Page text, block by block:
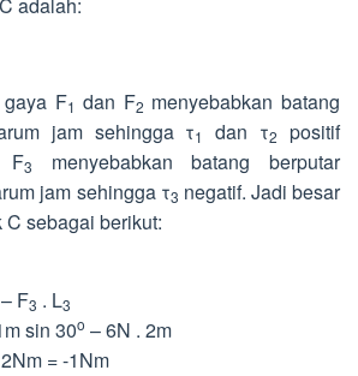
adalah:
F1 dan F2 menyebabkan batang
jam sehingga τ1 dan τ2
positif
F3
menyebabkan batang berputar
jam sehingga τ3 negatif. Jadi besar
sebagai berikut:
– F3 . L3
sin 30o – 6N . 2m
= -1Nm